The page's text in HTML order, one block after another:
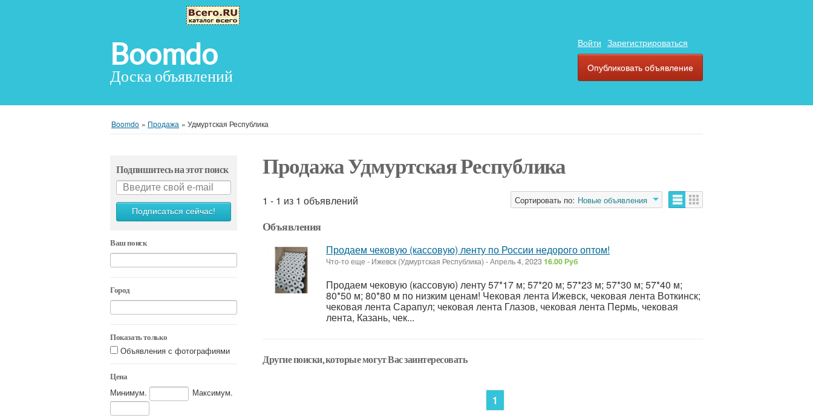
Boomdo
Доска объявлений
Войти Зарегистрироваться
Опубликовать объявление
Boomdo » Продажа » Удмуртская Республика
Подпишитесь на этот поиск
Подписаться сейчас!
Ваш поиск
Город
Показать только
Объявления с фотографиями
Цена
Минимум. Максимум.
Продажа Удмуртская Республика
1 - 1 из 1 объявлений Сортировать по: Новые объявления
Объявления
Продаем чековую (кассовую) ленту по России недорого оптом!
Что-то еще - Ижевск (Удмуртская Республика) -Апрель 4, 202316.00 Руб
Продаем чековую (кассовую) ленту 57*17 м; 57*20 м; 57*23 м; 57*30 м; 57*40 м;
80*50 м; 80*80 м по низким ценам! Чековая лента Ижевск, чековая лента Воткинск;
чековая лента Сарапул; чековая лента Глазов, чековая лента Пермь, чековая
лента, Казань, чек...
Другие поиски, которые могут Вас заинтересовать
1